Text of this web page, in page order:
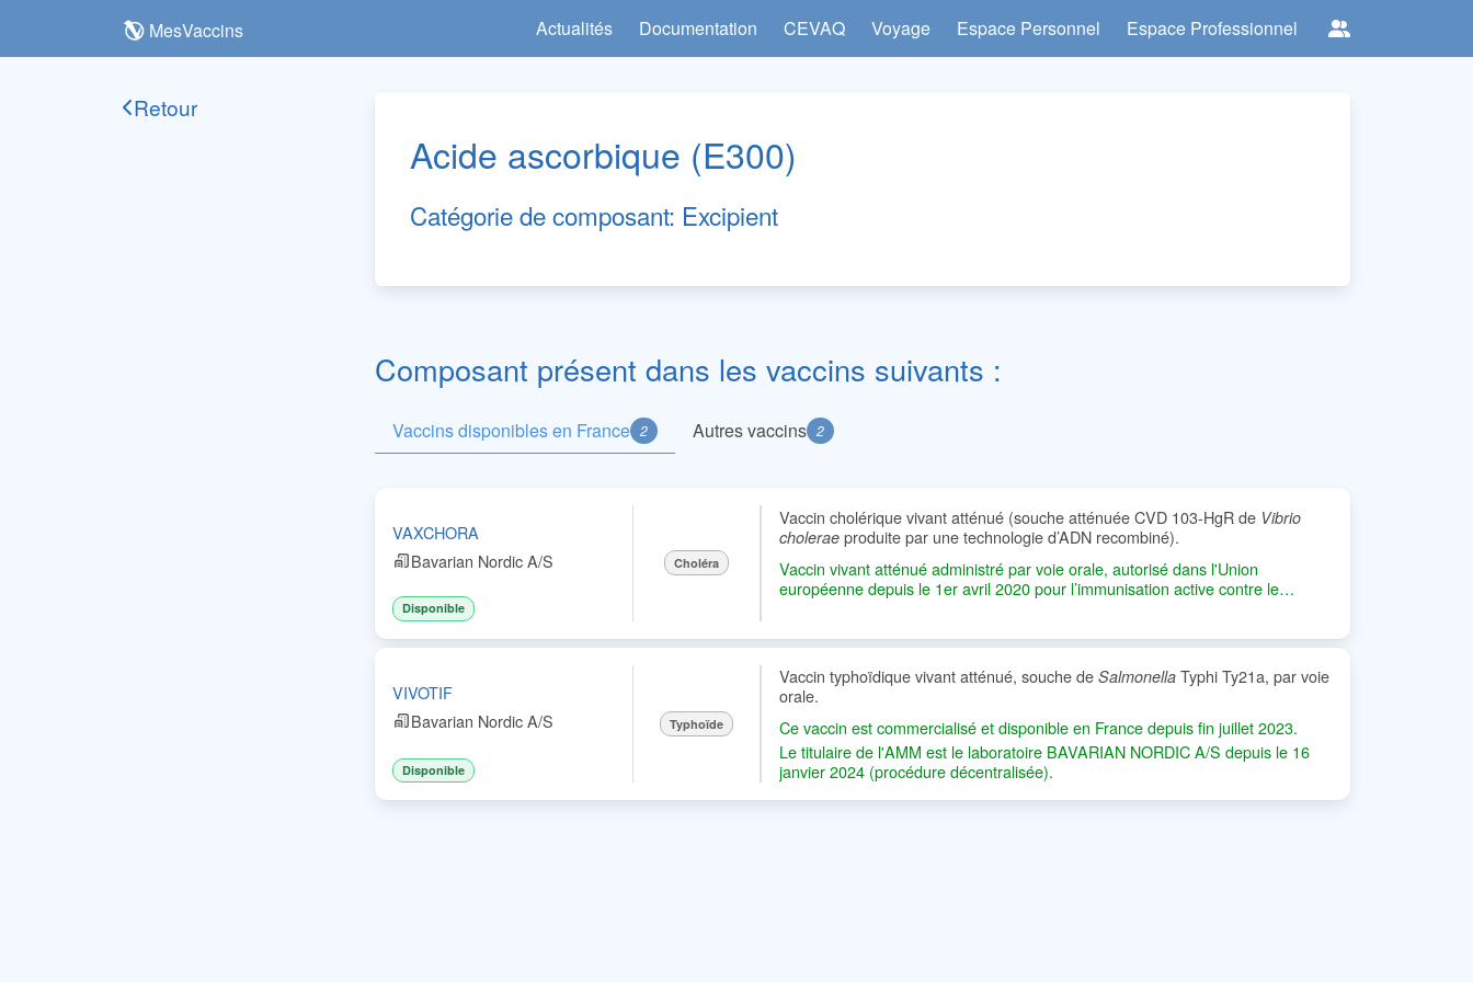
MesVaccins Actualités Documentation CEVAQ Voyage Espace Personnel Espace Professionnel
Retour
Acide ascorbique (E300)
Catégorie de composant: Excipient
Composant présent dans les vaccins suivants :
Vaccins disponibles en France 2 Autres vaccins 2
VAXCHORA
Bavarian Nordic A/S
Disponible
Choléra
Vaccin cholérique vivant atténué (souche atténuée CVD 103-HgR de Vibrio
choleraeproduite par une technologie d’ADN recombiné).
Vaccin vivant atténué administré par voie orale, autorisé dans l'Union
européenne depuis le 1er avril 2020 pour l’immunisation active contre le
VIVOTIF
Bavarian Nordic A/S
Disponible
Typhoïde
Vaccin typhoïdique vivant atténué, souche de SalmonellaTyphi Ty21a, par voie
orale.
Ce vaccin est commercialisé et disponible en France depuis fin juillet 2023.
Le titulaire de l'AMM est le laboratoire BAVARIAN NORDIC A/S depuis le 16
janvier 2024 (procédure décentralisée).